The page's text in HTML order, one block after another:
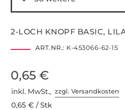
2-LOCH KNOPF BASIC,
ART.NR.: K-453066-62-15
0,65 €
inkl. MwSt.,zzgl. Versandkosten
0,65 € / Stk